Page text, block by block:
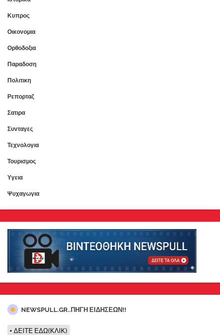
Κυπρος
Οικονομια
Ορθοδοξια
Παραδοση
Πολιτικη
Ρεπορταζ
Σατιρα
Συνταγες
Τεχνολογια
Τουρισμος
Υγεια
Ψυχαγωγια
NEWSPULL.GR..ΠΗΓΗ ΕΙΔΗΣΕΩΝ!!
ΔΕΙΤΕ ΕΔΩ(ΚΛΙΚ)